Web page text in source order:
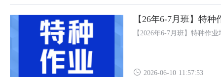
【26年6-7月班】特
【2026年6-7月班】特种作
2026-06-10 11:57:53